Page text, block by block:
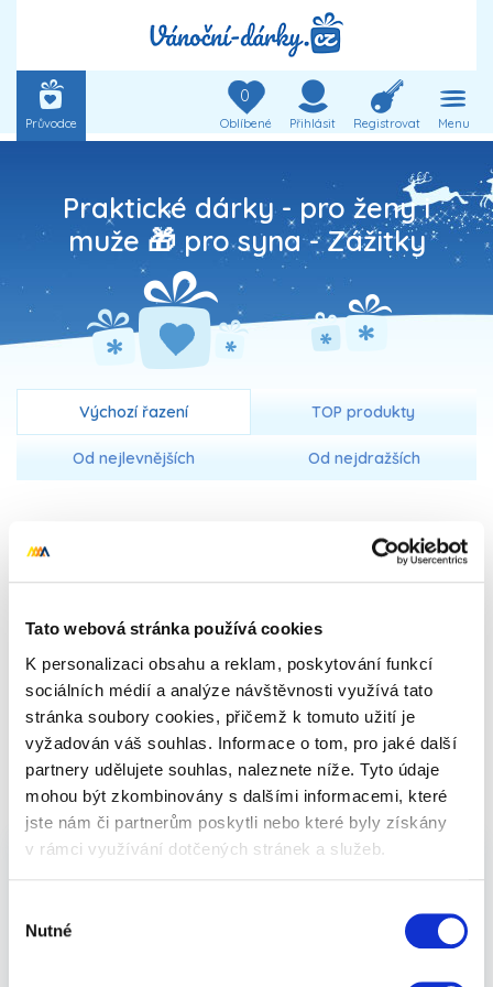
Tato webová stránka používá cookies
K personalizaci obsahu a reklam, poskytování funkcí
sociálních médií a analýze návštěvnosti využívá tato
stránka soubory cookies, přičemž k tomuto užití je
vyžadován váš souhlas. Informace o tom, pro jaké další
partnery udělujete souhlas, naleznete níže. Tyto údaje
mohou být zkombinovány s dalšími informacemi, které
jste nám či partnerům poskytli nebo které byly získány
v rámci využívání dotčených stránek a služeb.
souhlasu
Nutné
Průvodce
0
Oblíbené Přihlásit Registrovat Menu
Praktické dárky - pro ženy i
muže 🎁 pro syna -Zážitky
Výchozí řazení TOP produkty
Od nejlevnějších Od nejdražších
Praktické dárky - pro ženy i
muže 🎁 pro syna -Zážitky
inspiraci na dárky pro babičku a dědečka,